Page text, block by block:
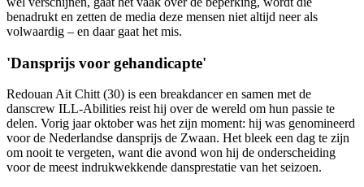
benadrukt en zetten de media deze mensen niet altijd neer als
volwaardig – en daar gaat het mis.
'Dansprijs voor gehandicapte'
Redouan Ait Chitt (30) is een breakdancer en samen met de
danscrew ILL-Abilities reist hij over de wereld om hun passie te
delen. Vorig jaar oktober was het zijn moment: hij was genomineerd
voor de Nederlandse dansprijs de Zwaan. Het bleek een dag te zijn
om nooit te vergeten, want die avond won hij de onderscheiding
voor de meest indrukwekkende dansprestatie van het seizoen.